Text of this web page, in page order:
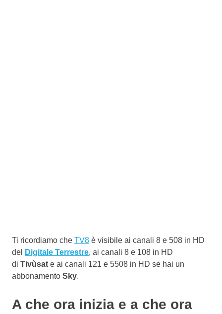
Ti ricordiamo che TV8 è visibile ai canali 8 e 508 in HD
del
Digitale Terrestre, ai canali 8 e 108 in HD
di Tivùsat e ai canali 121 e 5508 in HD se hai un
abbonamento Sky.
A che ora inizia e a che ora